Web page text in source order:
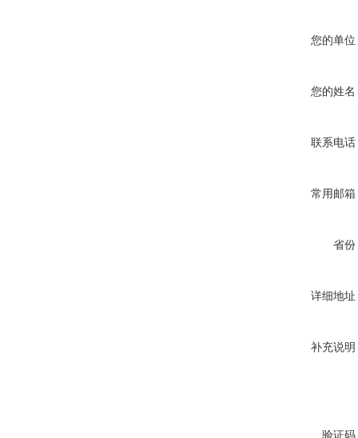
您的单位
您的姓名
联系电话
常用邮箱
省份
详细地址
补充说明
验证码